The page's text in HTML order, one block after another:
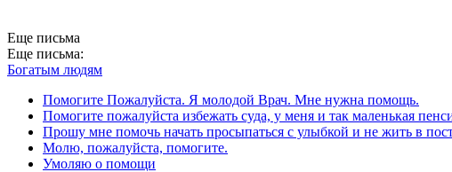
Еще письма
Еще письма:
Богатым людям
Помогите Пожалуйста. Я молодой Врач. Мне нужна помощь.
Помогите пожалуйста избежать суда, у меня и так маленькая
Прошу мне помочь начать просыпаться с улыбкой и не жить в
Молю, пожалуйста, помогите.
Умоляю о помощи